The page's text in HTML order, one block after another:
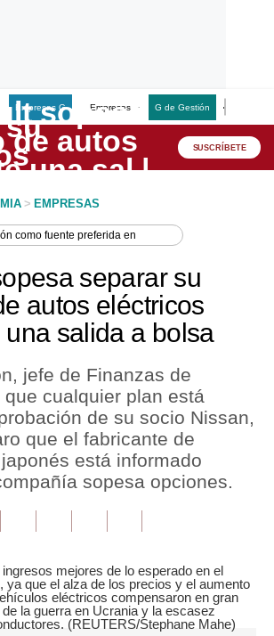
Empresas G Empresas G de Gestión
SUSCRÍBETE
> EMPRESAS
como fuente preferida en
separar su
autos eléctricos
salida a bolsa
jefe de Finanzas de
que cualquier plan está
de su socio Nissan,
que el fabricante de
está informado
sopesa opciones.